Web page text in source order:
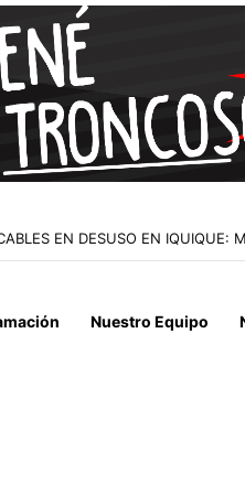
A CELEBRAR LA MUERTE, SINO
Nuestro Equipo